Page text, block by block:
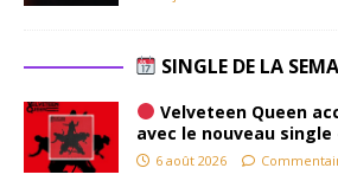
SINGLE DE LA
Velveteen Queen
avec le nouveau single
6 août 2026